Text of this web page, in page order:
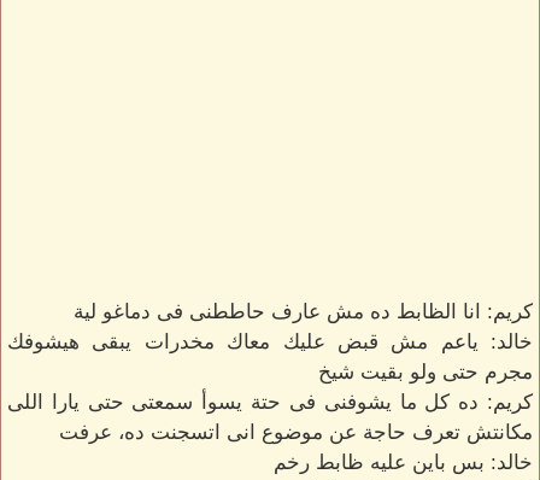
كريم: انا الظابط ده مش عارف حاططنى فى دماغو لية
خالد: ياعم مش قبض عليك معاك مخدرات يبقى هيشوفك
مجرم حتى ولو بقيت شيخ
كريم: ده كل ما يشوفنى فى حتة يسوأ سمعتى حتى يارا اللى
مكانتش تعرف حاجة عن موضوع انى اتسجنت ده، عرفت
خالد: بس باين عليه ظابط رخم